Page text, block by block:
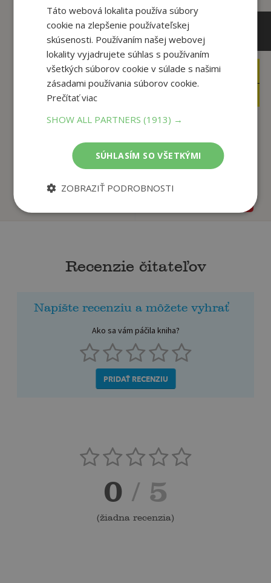
8,99 €
Minecraft -
Samolepkové
dobrodružstvo...
Predpredaj
Temná stránka
slovenského
internetu
Na sklade
Recenzie čitateľov
Napíšte recenziu a môžete vyhrať
Ako sa vám páčila kniha?
PRIDAŤ RECENZIU
0 / 5
(žiadna recenzia)
Táto webová lokalita používa súbory
cookie na zlepšenie používateľskej
skúsenosti. Používaním našej webovej
lokality vyjadrujete súhlas s používaním
všetkých súborov cookie v súlade s našimi
zásadami používania súborov cookie.
Prečítať viac
SHOW ALL PARTNERS(1913) →
SÚHLASÍM SO VŠETKÝMI
ZOBRAZIŤ PODROBNOSTI